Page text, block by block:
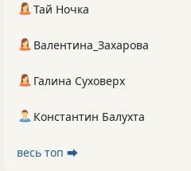
Тай Ночка
Валентина_Захарова
Галина Суховерх
Константин Балухта
весь топ ⮕